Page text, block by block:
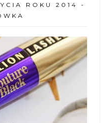
ROKU 2014 -